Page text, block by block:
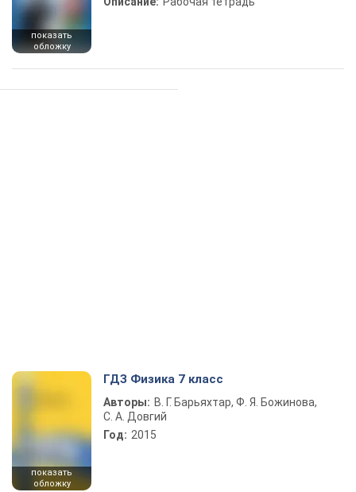
показать
обложку
показать
обложку
ГДЗ Физика 7 класс
Авторы: В. Г. Барьяхтар, Ф. Я. Божинова,
С. А. Довгий
Год: 2015